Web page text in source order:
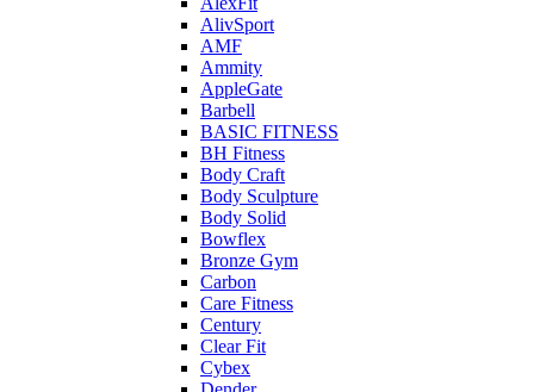
AlivSport
AMF
Ammity
AppleGate
Barbell
BASIC FITNESS
BH Fitness
Body Craft
Body Sculpture
Body Solid
Bowflex
Bronze Gym
Carbon
Care Fitness
Century
Clear Fit
Cybex